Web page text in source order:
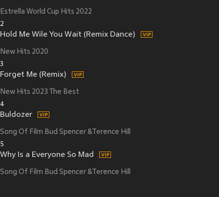
Estrella World Cup Hits 2022
2
Hold Me Wile You Wait (Remix Dance)
New Hits 2020
3
Forget Me (Remix)
New Hits 2023 The Best
4
Buldozer
Song Of Film Bud Spencer &Terence Hill
5
Why Is a Everyone So Mad
Song Of Film Bud Spencer &Terence Hill